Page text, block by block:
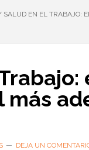
SALUD EN EL TRABAJO:
más
DEJA UN